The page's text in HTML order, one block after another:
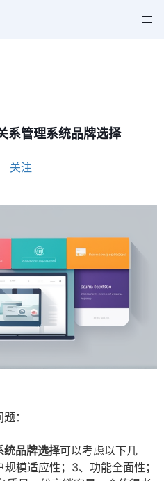
系管理系统品牌选择
关注
：
统品牌选择可以考虑以下几
模适应性；3、功能全面性；